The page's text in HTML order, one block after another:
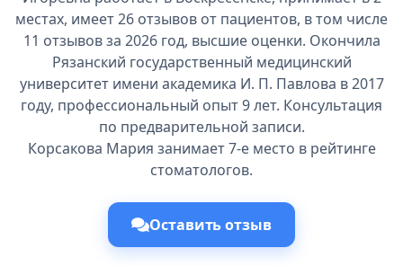
местах, имеет 26 отзывов от пациентов, в том числе
11 отзывов за 2026 год, высшие оценки. Окончила
Рязанский государственный медицинский
университет имени академика И. П. Павлова в 2017
году, профессиональный опыт 9 лет. Консультация
по предварительной записи.
Корсакова Мария занимает 7-е место в рейтинге
стоматологов.
Оставить отзыв